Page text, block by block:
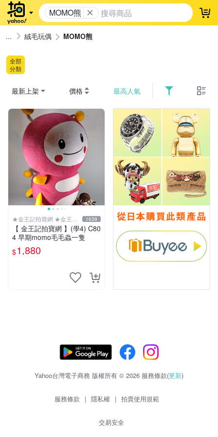
MOMO熊 登
絨毛玩偶 MOMO熊
全部
分類
最新上架 價格 最高人氣
★金王記拍寶網 ★金王記
拍寶趣
1639
【 金王記拍寶網 】(學4) C80
4 早期momo毛毛蟲一隻
$1,880
Yahoo台灣電子商務 版權所有 © 2026 服務條款(更新)
服務條款 | 隱私權 | 拍賣使用規範
交易安全